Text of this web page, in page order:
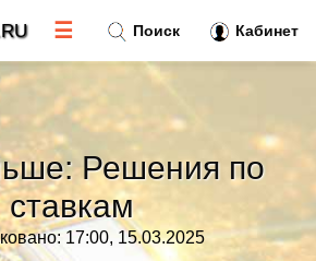
Решения по
ставкам
17:00, 15.03.2025
Поиск Кабинет
☰
»